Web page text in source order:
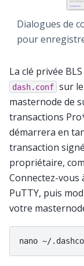
Dialogues de
pour
La clé privée
dash.conf sur
masternode de
transactions
démarrera en
transaction
propriétaire,
Connectez-vous
PuTTY, puis
votre